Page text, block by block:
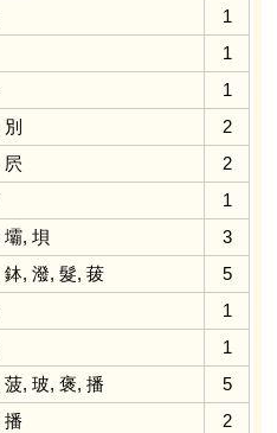
1
1
1
別
2
屄
2
1
壩, 垻
3
鉢, 潑, 髮, 菝
5
1
1
菠, 玻, 褒, 播
5
播
2